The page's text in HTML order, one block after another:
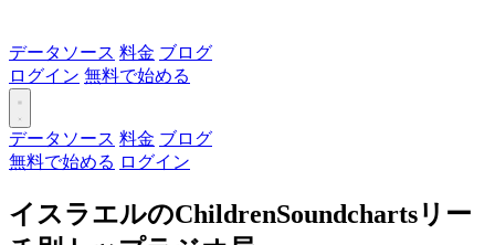
データソース 料金 ブログ
ログイン 無料で始める
データソース 料金 ブログ
無料で始める ログイン
イスラエルのChildrenSoundchartsリー